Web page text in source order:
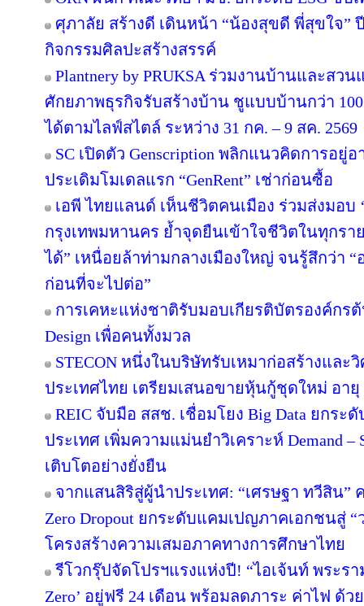
ศุภาลัย สร้างดี เดินหน้า “น้องสุขดี พี่สุขใจ”
กิจกรรมศิลปะสร้างสรรค์
Plantnery by PRUKSA ร่วมงานบ้านและสวน
ศักยภาพธุรกิจรับสร้างบ้าน ชูแบบบ้านกว่า
ได้ตามไลฟ์สไตล์ ระหว่าง 31 กค. – 9 สค. 2569
SC เปิดตัว Genscription พลิกแนวคิดการอ
ประเดิมโมเดลแรก “GenRent” เช่าก่อนซื้อ
เอพี ไทยแลนด์ เห็นชีวิตคนเมือง ร่วมส่งมอบ
กรุงเทพมหานคร ย้ำจุดยืนเข้าใจชีวิตในทุกรา
ได้” เหนื่อยล้าท่ามกลางเมืองใหญ่ จนรู้สึกว่า
ก่อนที่จะไปต่อ”
การเคหะแห่งชาติรับมอบเกียรติบัตรองค์กร
Design เพื่อคนทั้งมวล
STECON หนึ่งในบริษัทรับเหมาก่อสร้างแล
ประเทศไทย เตรียมเสนอขายหุ้นกู้ชุดใหม่ อา
REIC จับมือ สสช. เชื่อมโยง Big Data ยกร
ประเทศ เพิ่มความแม่นยำวิเคราะห์ Demand
เติบโตอย่างยั่งยืน
จากแสนสิริสู่ผู้นำประเทศ: “เศรษฐา ทวีสิน”
Zero Dropout ยกระดับแคมเปญภาคเอกชนสู่
โครงสร้างความเสมอภาคทางการศึกษาไทย
รีโวกรุ๊ปจัดโปรฯแรงแห่งปี! “ไอเจ้นท์ พระรา
Zero’ อยู่ฟรี 24 เดือน พร้อมลดภาระ ค่าไฟ ด้